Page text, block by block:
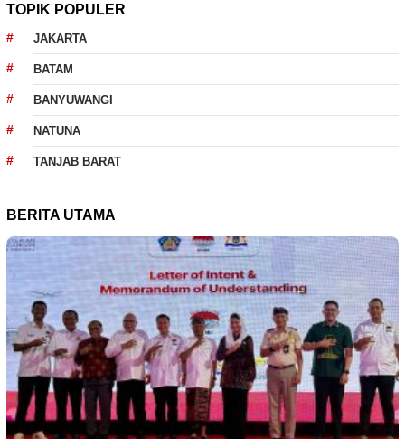
TOPIK POPULER
JAKARTA
BATAM
BANYUWANGI
NATUNA
TANJAB BARAT
BERITA UTAMA